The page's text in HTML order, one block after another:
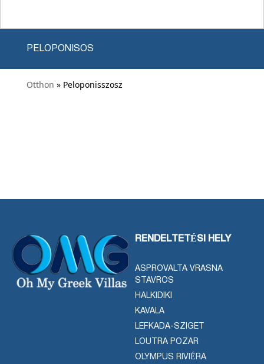
PELOPONISOS
Otthon » Peloponisszosz
RENDELTETÉSI HELY
ASPROVALTA VRASNA
STAVROS
HALKIDIKI
KAVALA
LEFKADA-SZIGET
LOUTRA POZAR
OLYMPUS RIVIÉRA